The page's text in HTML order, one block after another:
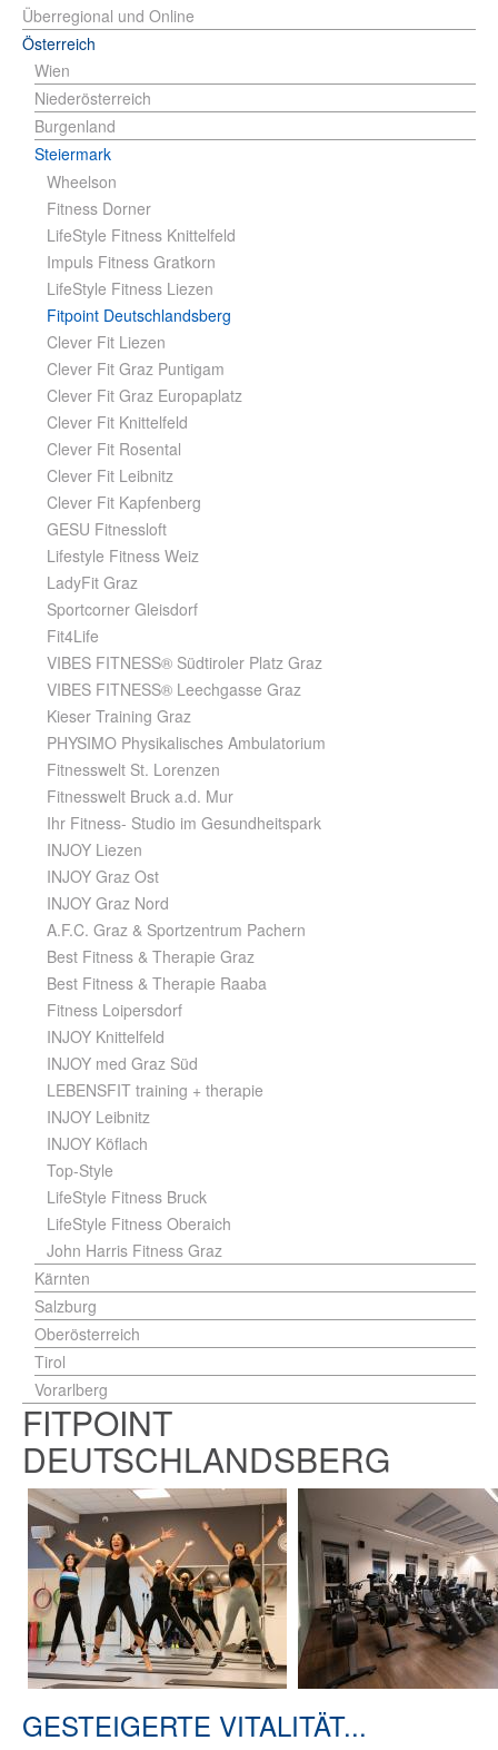
Überregional und Online
Österreich
Wien
Niederösterreich
Burgenland
Steiermark
Wheelson
Fitness Dorner
LifeStyle Fitness Knittelfeld
Impuls Fitness Gratkorn
LifeStyle Fitness Liezen
Fitpoint Deutschlandsberg
Clever Fit Liezen
Clever Fit Graz Puntigam
Clever Fit Graz Europaplatz
Clever Fit Knittelfeld
Clever Fit Rosental
Clever Fit Leibnitz
Clever Fit Kapfenberg
GESU Fitnessloft
Lifestyle Fitness Weiz
LadyFit Graz
Sportcorner Gleisdorf
Fit4Life
VIBES FITNESS® Südtiroler Platz Graz
VIBES FITNESS® Leechgasse Graz
Kieser Training Graz
PHYSIMO Physikalisches Ambulatorium
Fitnesswelt St. Lorenzen
Fitnesswelt Bruck a.d. Mur
Ihr Fitness- Studio im Gesundheitspark
INJOY Liezen
INJOY Graz Ost
INJOY Graz Nord
A.F.C. Graz & Sportzentrum Pachern
Best Fitness & Therapie Graz
Best Fitness & Therapie Raaba
Fitness Loipersdorf
INJOY Knittelfeld
INJOY med Graz Süd
LEBENSFIT training + therapie
INJOY Leibnitz
INJOY Köflach
Top-Style
LifeStyle Fitness Bruck
LifeStyle Fitness Oberaich
John Harris Fitness Graz
Kärnten
Salzburg
Oberösterreich
Tirol
Vorarlberg
FITPOINT
DEUTSCHLANDSBERG
GESTEIGERTE VITALITÄT...